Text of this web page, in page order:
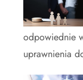
odpowiednie
uprawnienia